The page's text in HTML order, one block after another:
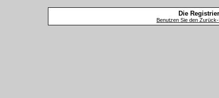
Die
Benutzen Sie den